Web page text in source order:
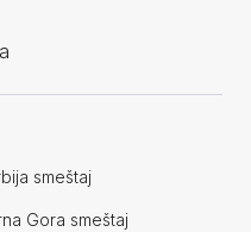
smeštaj
Gora smeštaj